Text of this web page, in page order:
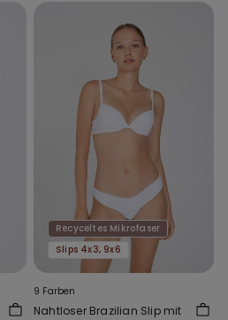
Recyceltes Mikrofaser
Slips 4x3, 9x6
9 Farben
Nahtloser Brazilian Slip mit